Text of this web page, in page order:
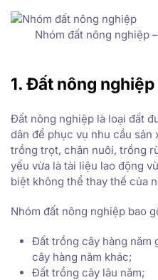
Nhóm đất nông nghiệp
1. Đất nông nghiệp
Đất nông nghiệp là loại đất
dân để phục vụ nhu cầu sản
trồng trọt, chăn nuôi, trồng
yếu vừa là tài liệu lao động
biệt không thể thay thế của
Nhóm đất nông nghiệp bao
Đất trồng cây hàng năm
cây hàng năm khác;
Đất trồng cây lâu năm;